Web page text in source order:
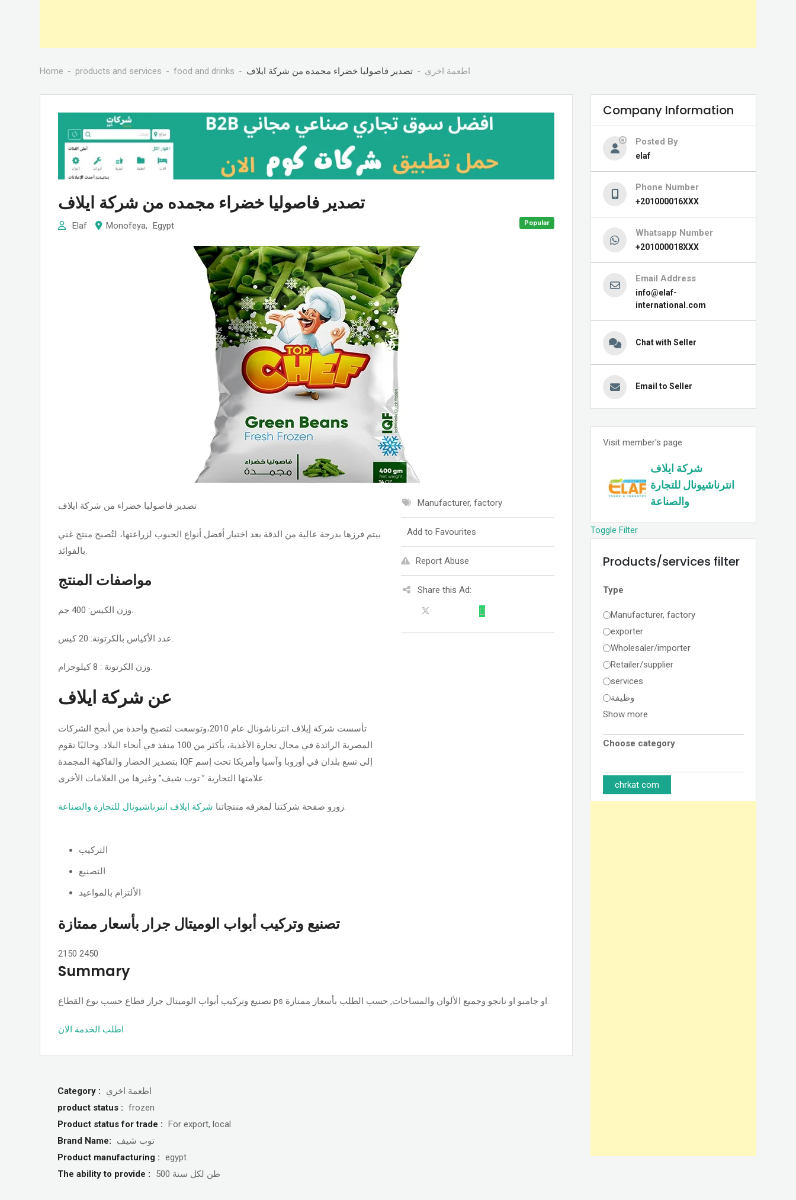
Home products and services food and drinks اطعمة اخري تصدير فاصوليا خضراء مجمده من شركة ايلاف
تصدير فاصوليا خضراء مجمده من شركة ايلاف
Elaf Monofeya, Egypt Popular
تصدير فاصوليا خضراء من شركة ايلاف
بيتم فرزها بدرجة عالية من الدقة بعد اختيار أفضل أنواع الحبوب لزراعتها، لتُصبح منتج غني
بالفوائد.
مواصفات المنتج
وزن الكيس: 400 جم.
عدد الأكياس بالكرتونة: 20 كيس.
وزن الكرتونة : 8 كيلوجرام.
عن شركة ايلاف
تأسست شركة إيلاف انترناشونال عام 2010،وتوسعت لتصبح واحدة من أنجح الشركات
المصرية الرائدة في مجال تجارة الأغذية، بأكثر من 100 منفذ في أنحاء البلاد. وحاليًا تقوم
بتصدير الخضار والفاكهة المجمدة IQF إلى تسع بلدان في أوروبا وآسيا وأمريكا تحت إسم
علامتها التجارية ” توب شيف” وغيرها من العلامات الأخرى.
زورو صفحة شركتنا لمعرفه منتجاتنا شركة ايلاف انترناشيونال للتجارة والصناعة .
Manufacturer, factory
Add to Favourites
Report Abuse
Share this Ad:
التركيب
التصنيع
الألتزام بالمواعيد
تصنيع وتركيب أبواب الوميتال جرار بأسعار ممتازة
2150 2450
Summary
تصنيع وتركيب أبواب الوميتال جرار قطاع حسب نوع القطاع ps او جامبو او تانجو وجميع الألوان والمساحات, حسب الطلب بأسعار ممتازة.
اطلب الخدمة الان
Category :
اطعمة اخري
product status : frozen
Product status for trade : For export, local
Brand Name:
توب شيف
Product manufacturing : egypt
The ability to provide :
500 طن لكل سنة
Company Information
Posted By
elaf
Phone Number
+201000016XXX
Whatsapp Number
+201000018XXX
Email Address
info@elaf-
international.com
Chat with Seller
Email to Seller
Visit member's page
شركة ايلاف
انترناشيونال للتجارة
والصناعة
Toggle Filter
Products/services filter
Type
Manufacturer, factory
exporter
Wholesaler/importer
Retailer/supplier
services
وظيفة
Show more
Choose category
chrkat com